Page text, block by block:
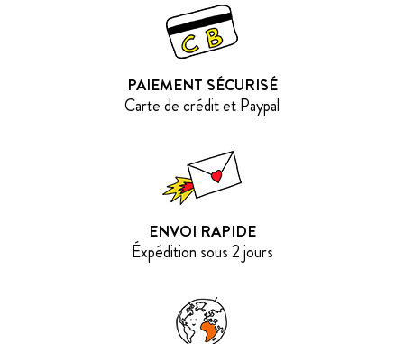
PAIEMENT SÉCURISÉ
Carte de crédit et Paypal
ENVOI RAPIDE
Éxpédition sous 2 jours